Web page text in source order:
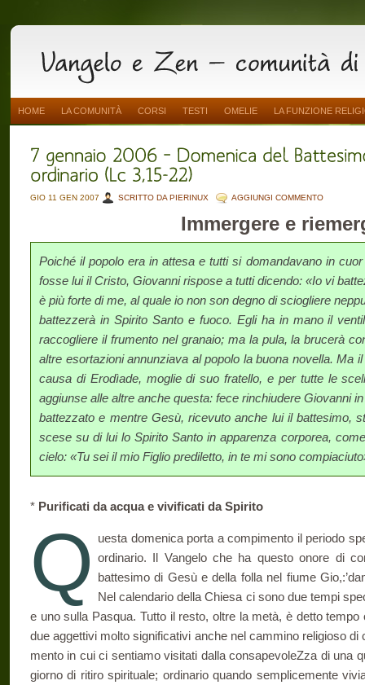
HOME LA COMUNITÀ CORSI TESTI OMELIE LA FUNZIONE
GIO 11 GEN 2007 SCRITTO DA PIERINUX AGGIUNGI COMMENTO
Immergere e
Poiché il popolo era in attesa e tutti si domandavano in
fosse lui il Cristo, Giovanni rispose a tutti dicendo: «Io vi
è più forte di me, al quale io non son degno di sciogliere
battezzerà in Spirito Santo e fuoco. Egli ha in mano il
raccogliere il frumento nel gra­naio; ma la pula, la brucerà
altre esortazioni annunziava al popolo la buona novella. Ma
causa di Erodìade, moglie di suo fratello, e per tutte le
aggiunse alle altre an­che questa: fece rinchiudere Giovanni
battezzato e mentre Gesù, ricevuto anche lui il battesimo,
scese su di lui lo Spirito Santo in apparenza corporea,
cielo: «Tu sei il mio Figlio prediletto, in te mi sono
* Purificati da acqua e vivificati da Spirito
Q
uesta domenica porta a compimento il periodo
ordinario. Il Vangelo che ha questo onore di
battesimo di Gesù e della folla nel fiume
Nel calendario della Chiesa ci sono due tempi
e uno sulla Pasqua. Tutto il resto, oltre la metà, è detto
due aggettivi molto significativi anche nel cammino religioso
mento in cui ci sentiamo visitati dalla consapevoleZza di una
giorno di ritiro spirituale; ordinario quando semplicemente